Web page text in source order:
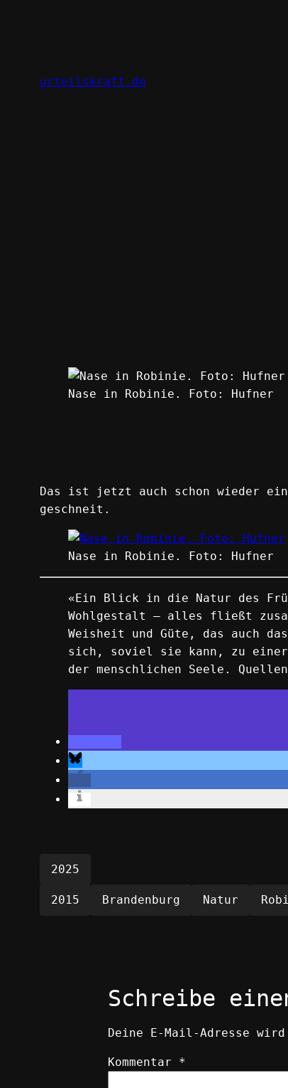
urteilskraft.de
Nase in Robinie. Foto: Hufner
Das ist jetzt auch schon wieder
geschneit.
Nase in Robinie. Foto: Hufner
«Ein Blick in die Natur des
Wohlgestalt – alles fließt
Weisheit und Güte, das auch
sich, soviel sie kann, zu einer
der menschlichen Seele.
2025
2015 Brandenburg Natur
Schreibe
Deine E-Mail-Adresse
Kommentar *